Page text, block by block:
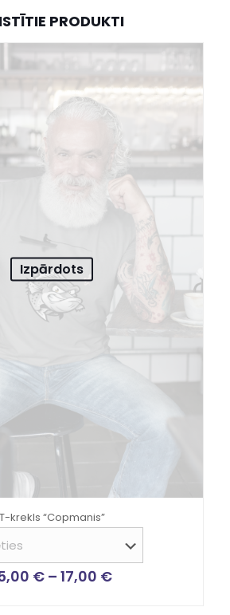
PRODUKTI
Izpārdots
T-krekls “Copmanis”
€ – 17,00 €